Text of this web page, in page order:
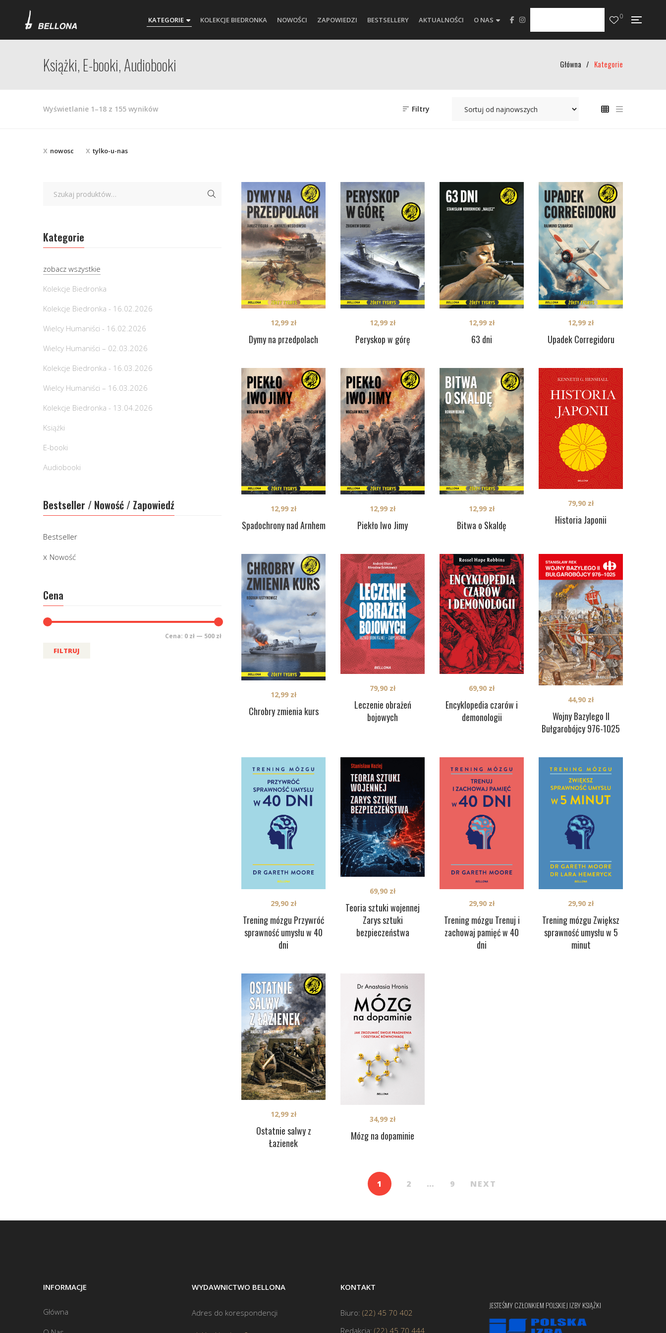
KATEGORIE KOLEKCJE BIEDRONKA NOWOŚCI ZAPOWIEDZI BESTSELLERY AKTUALNOŚCI O NAS 0
Książki, E-booki, Audiobooki Główna / Kategorie
Wyświetlanie 1–18 z 155 wynikówPosortowane
Filtry
nowosc tylko-u-nas
Dymy na przedpolach
12,99 zł
Peryskop w górę
12,99 zł
63 dni
12,99 zł
Upadek Corregidoru
12,99 zł
Spadochrony nad Arnhem
12,99 zł
Piekło Iwo Jimy
12,99 zł
Bitwa o Skaldę
12,99 zł
Historia Japonii
79,90 zł
Chrobry zmienia kurs
12,99 zł
Leczenie obrażeń
bojowych
79,90 zł
Encyklopedia czarów i
demonologii
69,90 zł
Wojny Bazylego II
Bułgarobójcy 976-1025
44,90 zł
Trening mózgu Przywróć
sprawność umysłu w 40
dni
29,90 zł
Teoria sztuki wojennej
Zarys sztuki
bezpieczeństwa
69,90 zł
Trening mózgu Trenuj i
zachowaj pamięć w 40
dni
29,90 zł
Trening mózgu Zwiększ
sprawność umysłu w 5
minut
29,90 zł
Ostatnie salwy z
Łazienek
12,99 zł
Mózg na dopaminie
34,99 zł
1 2 … 9 NEXT
Kategorie
zobacz wszystkie
Kolekcje Biedronka
Kolekcje Biedronka - 16.02.2026
Wielcy Humaniści - 16.02.2026
Wielcy Humaniści – 02.03.2026
Kolekcje Biedronka - 16.03.2026
Wielcy Humaniści – 16.03.2026
Kolekcje Biedronka - 13.04.2026
Książki
E-booki
Audiobooki
Bestseller / Nowość / Zapowiedź
Bestseller
Nowość
Cena
FILTRUJ
Cena: 0 zł — 500 zł
INFORMACJE
Główna
WYDAWNICTWO BELLONA
Adres do korespondencji
KONTAKT
Biuro: (22) 45 70 402
Redakcja: (22) 45 70 444
JESTEŚMY CZŁONKIEM POLSKIEJ IZBY KSIĄŻKI